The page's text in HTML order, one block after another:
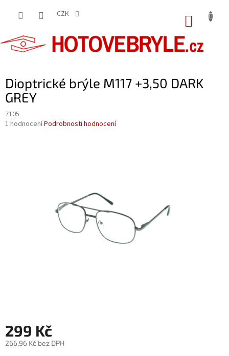
CZK
Dioptrické brýle M117 +3,50 DARK
GREY
7105
Průměrné
1 hodnoceníPodrobnosti hodnocení
299 Kč
266,96 Kč bez DPH